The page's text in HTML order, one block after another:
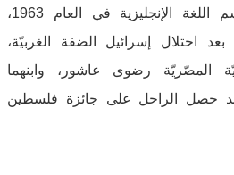
التحق بجامعة القاهرة قسم اللغة الإنجليزية في العام 1963،
احتلال إسرائيل الضفة الغربيّة،
المصّريّة رضوى عاشور، وابنهما
حصل الراحل على جائزة فلسطين